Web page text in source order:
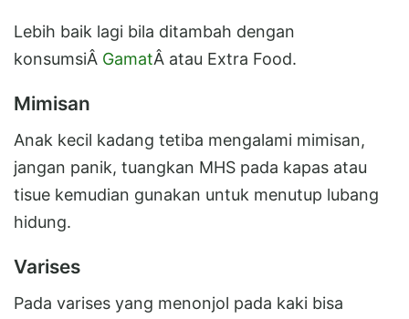
Lebih baik lagi bila ditambah dengan
konsumsiÂ GamatÂ atau Extra Food.
Mimisan
Anak kecil kadang tetiba mengalami mimisan,
jangan panik, tuangkan MHS pada kapas atau
tisue kemudian gunakan untuk menutup lubang
hidung.
Varises
Pada varises yang menonjol pada kaki bisa